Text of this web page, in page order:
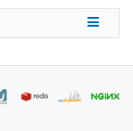
н
ч
л